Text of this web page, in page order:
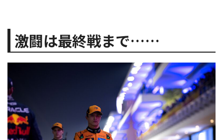
激闘は最終戦まで……